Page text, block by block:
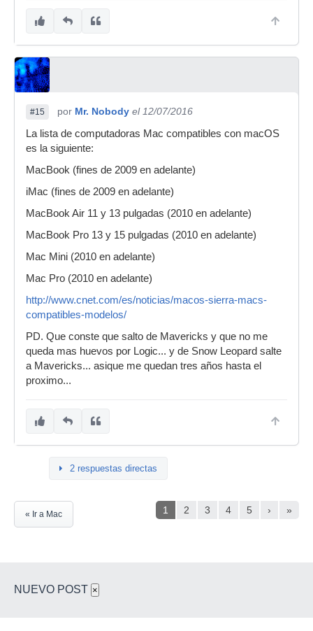
#15 por Mr. Nobody el 12/07/2016
La lista de computadoras Mac compatibles con macOS
es la siguiente:
MacBook (fines de 2009 en adelante)
iMac (fines de 2009 en adelante)
MacBook Air 11 y 13 pulgadas (2010 en adelante)
MacBook Pro 13 y 15 pulgadas (2010 en adelante)
Mac Mini (2010 en adelante)
Mac Pro (2010 en adelante)
http://www.cnet.com/es/noticias/macos-sierra-macs-
compatibles-modelos/
PD. Que conste que salto de Mavericks y que no me
queda mas huevos por Logic... y de Snow Leopard salte
a Mavericks... asique me quedan tres años hasta el
proximo...
2 respuestas directas
1 2 3 4 5 › »
« Ir a Mac
NUEVO POST ×